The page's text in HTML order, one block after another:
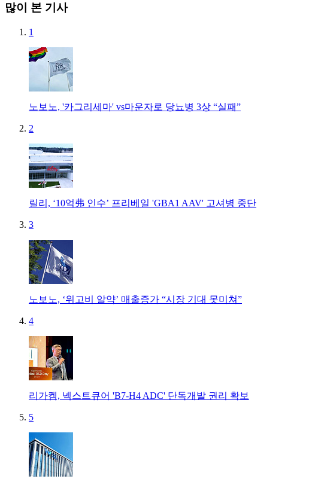
많이 본 기사
1
노보노, '카그리세마' vs마운자로 당뇨병 3상 “실패”
2
릴리, ‘10억弗 인수’ 프리베일 'GBA1 AAV' 고셔병 중단
3
노보노, ‘위고비 알약’ 매출증가 “시장 기대 못미쳐”
4
리가켐, 넥스트큐어 'B7-H4 ADC' 단독개발 권리 확보
5